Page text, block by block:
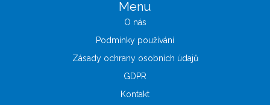
Menu
O nás
Podmínky používání
Zásady ochrany osobních údajů
GDPR
Kontakt